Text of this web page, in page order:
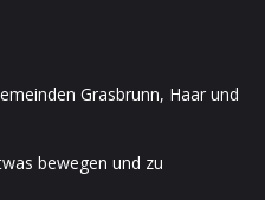
Grasbrunn, Haar und
bewegen und zu